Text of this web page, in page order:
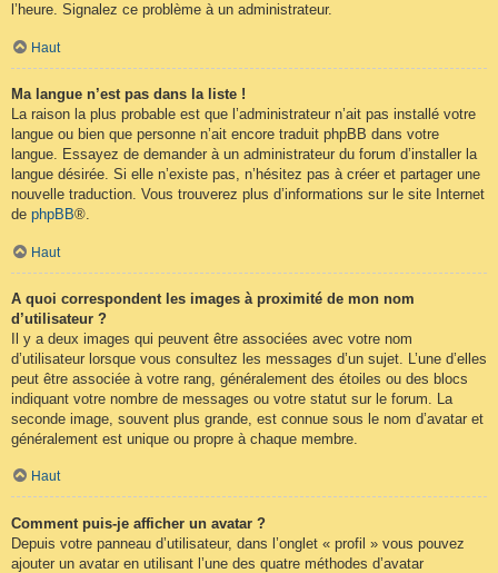
l’heure. Signalez ce problème à un administrateur.
Haut
Ma langue n’est pas dans la liste !
La raison la plus probable est que l’administrateur n’ait pas installé votre
langue ou bien que personne n’ait encore traduit phpBB dans votre
langue. Essayez de demander à un administrateur du forum d’installer la
langue désirée. Si elle n’existe pas, n’hésitez pas à créer et partager une
nouvelle traduction. Vous trouverez plus d’informations sur le site Internet
de phpBB®.
Haut
A quoi correspondent les images à proximité de mon nom
d’utilisateur ?
Il y a deux images qui peuvent être associées avec votre nom
d’utilisateur lorsque vous consultez les messages d’un sujet. L’une d’elles
peut être associée à votre rang, généralement des étoiles ou des blocs
indiquant votre nombre de messages ou votre statut sur le forum. La
seconde image, souvent plus grande, est connue sous le nom d’avatar et
généralement est unique ou propre à chaque membre.
Haut
Comment puis-je afficher un avatar ?
Depuis votre panneau d’utilisateur, dans l’onglet « profil » vous pouvez
ajouter un avatar en utilisant l’une des quatre méthodes d’avatar